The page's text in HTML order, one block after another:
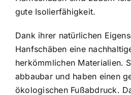
gute Isolierfähigkeit.
Dank ihrer natürlichen
Hanfschäben eine
herkömmlichen Materialien.
abbaubar und haben einen
ökologischen Fußabdruck.